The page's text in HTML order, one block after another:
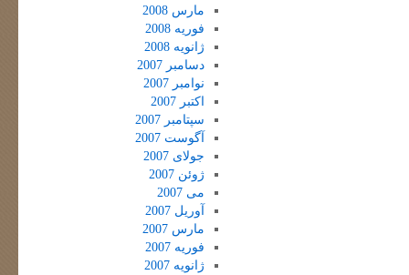
مارس 2008
فوریه 2008
ژانویه 2008
دسامبر 2007
نوامبر 2007
اکتبر 2007
سپتامبر 2007
آگوست 2007
جولای 2007
ژوئن 2007
می 2007
آوریل 2007
مارس 2007
فوریه 2007
ژانویه 2007